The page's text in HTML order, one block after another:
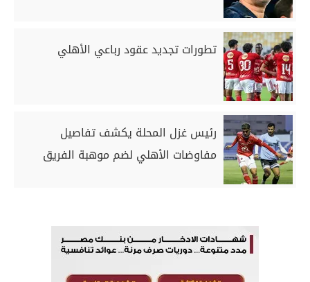
تطورات تجديد عقود رباعي الأهلي
رئيس غزل المحلة يكشف تفاصيل
مفاوضات الأهلي لضم موهبة الفريق